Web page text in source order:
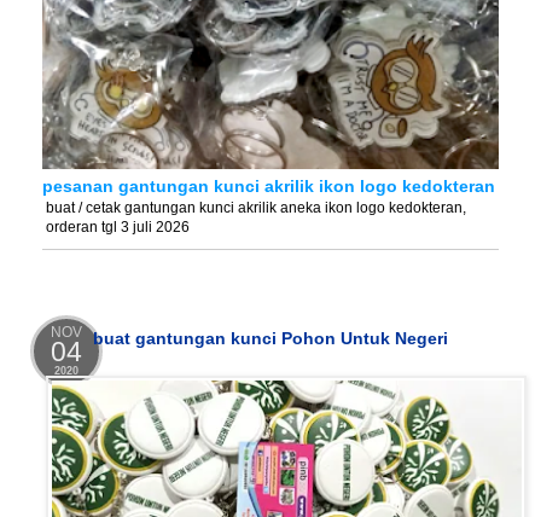
pesanan gantungan kunci akrilik ikon logo kedokteran
buat / cetak gantungan kunci akrilik aneka ikon logo kedokteran,
orderan tgl 3 juli 2026
NOV
04
2020
buat gantungan kunci Pohon Untuk Negeri